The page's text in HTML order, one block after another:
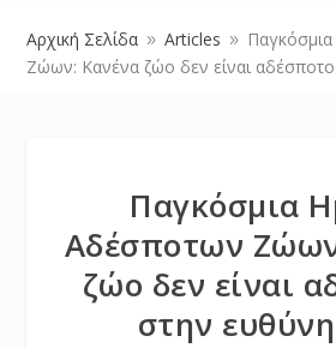
Αρχική Σελίδα 9 Articles 9
Ζώων: Κανένα ζώο δεν είναι
Παγκόσμια
Αδέσποτων
ζώο δεν είναι
στην